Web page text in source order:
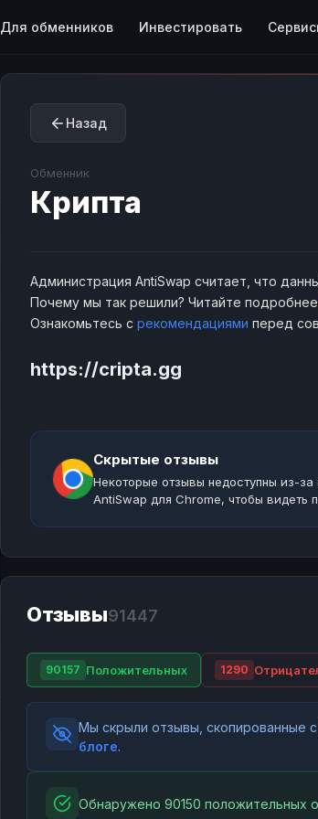
Для обменников Инвестировать
Назад
Обменник
Крипта
Администрация AntiSwap считает, что
Почему мы так решили? Читайте подробнее
Ознакомьтесь с рекомендациями перед
https://cripta.gg
Скрытые отзывы
Некоторые отзывы недоступны из-
AntiSwap для Chrome, чтобы видеть
Отзывы91447
90157 Положительных 1290
Мы скрыли отзывы, скопированные
блоге.
Обнаружено 90150 положительных